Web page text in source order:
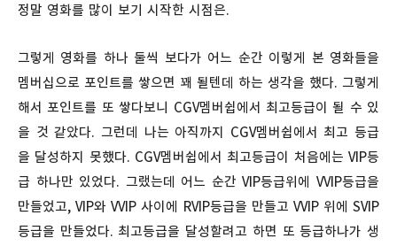
정말 영화를 많이 보기 시작한 시점은.
그렇게 영화를 하나 둘씩 보다가 어느 순간 이렇게 본 영화들을
멤버십으로 포인트를 쌓으면 꽤 될텐데 하는 생각을 했다. 그렇게
해서 포인트를 또 쌓다보니 CGV멤버쉽에서 최고등급이 될 수 있
을 것 같았다. 그런데 나는 아직까지 CGV멤버쉽에서 최고 등급
을 달성하지 못했다. CGV멤버쉽에서 최고등급이 처음에는 VIP등
급 하나만 있었다. 그랬는데 어느 순간 VIP등급위에 VVIP등급을
만들었고, VIP와 VVIP 사이에 RVIP등급을 만들고 VVIP 위에 SVIP
등급을 만들었다. 최고등급을 달성할려고 하면 또 등급하나가 생